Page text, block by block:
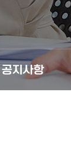
공지사항